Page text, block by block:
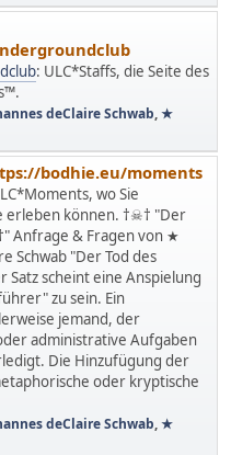
: ULC*Staffs, die Seite des
deClaire Schwab,★
bodhie.eu/moments
wo Sie
erleben können. †☠† "Der
Anfrage & Fragen von ★
Schwab "Der Tod des
Satz scheint eine Anspielung
zu sein. Ein
jemand, der
administrative Aufgaben
Die Hinzufügung der
oder kryptische
deClaire Schwab,★